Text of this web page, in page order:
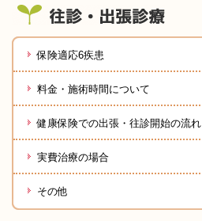
保険適応6疾患
料金・施術時間について
健康保険での出張・往診開始の流れ
実費治療の場合
その他